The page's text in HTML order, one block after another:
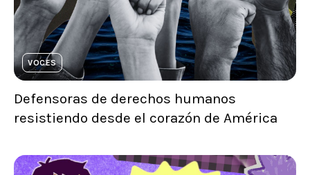
VOCES
Defensoras de derechos humanos
resistiendo desde el corazón de América